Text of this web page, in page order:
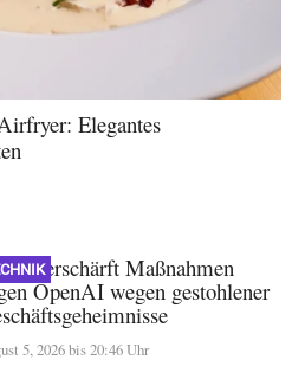
Elegantes
verschärft Maßnahmen
OpenAI wegen gestohlener
5, 2026 bis 20:46 Uhr